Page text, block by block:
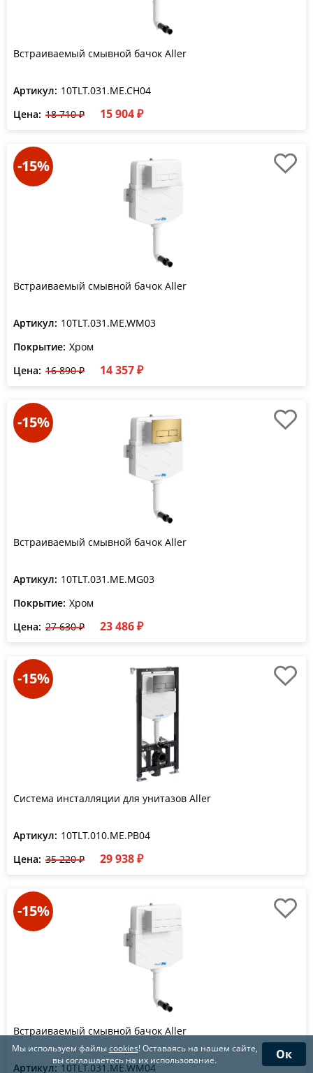
Встраиваемый смывной бачок Aller
Артикул: 10TLT.031.ME.CH04
Цена: 18 710 ₽ 15 904 ₽
-15%
Встраиваемый смывной бачок Aller
Артикул: 10TLT.031.ME.WM03
Покрытие: Хром
Цена: 16 890 ₽ 14 357 ₽
-15%
Встраиваемый смывной бачок Aller
Артикул: 10TLT.031.ME.MG03
Покрытие: Хром
Цена: 27 630 ₽ 23 486 ₽
-15%
Система инсталляции для унитазов Aller
Артикул: 10TLT.010.ME.PB04
Цена: 35 220 ₽ 29 938 ₽
-15%
Встраиваемый смывной бачок Aller
Артикул: 10TLT.031.ME.WM04
Мы используем файлыcookies! Оставаясь на нашем сайте,
вы соглашаетесь на их использование.
Ок